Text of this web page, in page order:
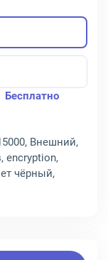
Бесплатно
Внешний,
encryption,
чёрный,